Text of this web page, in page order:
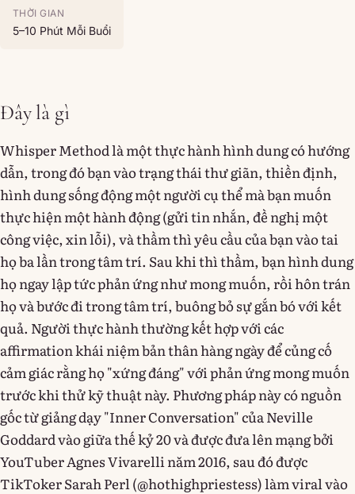
THỜI GIAN
5–10 Phút Mỗi Buổi
Đây là gì
Whisper Method là một thực hành hình dung có hướng
dẫn, trong đó bạn vào trạng thái thư giãn, thiền định,
hình dung sống động một người cụ thể mà bạn muốn
thực hiện một hành động (gửi tin nhắn, đề nghị một
công việc, xin lỗi), và thầm thì yêu cầu của bạn vào tai
họ ba lần trong tâm trí. Sau khi thì thầm, bạn hình dung
họ ngay lập tức phản ứng như mong muốn, rồi hôn trán
họ và bước đi trong tâm trí, buông bỏ sự gắn bó với kết
quả. Người thực hành thường kết hợp với các
affirmation khái niệm bản thân hàng ngày để củng cố
cảm giác rằng họ "xứng đáng" với phản ứng mong muốn
trước khi thử kỹ thuật này. Phương pháp này có nguồn
gốc từ giảng dạy "Inner Conversation" của Neville
Goddard vào giữa thế kỷ 20 và được đưa lên mạng bởi
YouTuber Agnes Vivarelli năm 2016, sau đó được
TikToker Sarah Perl (@hothighpriestess) làm viral vào